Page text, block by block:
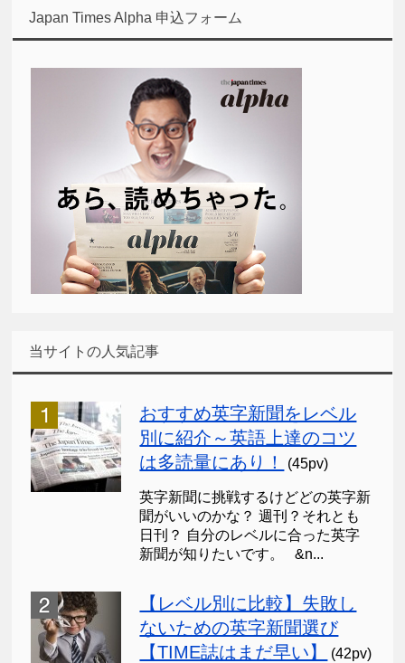
Japan Times Alpha 申込フォーム
当サイトの人気記事
おすすめ英字新聞をレベル
別に紹介～英語上達のコツ
は多読量にあり！
(45pv)
英字新聞に挑戦するけどどの英字新
聞がいいのかな？ 週刊？それとも
日刊？ 自分のレベルに合った英字
新聞が知りたいです。 &n...
【レベル別に比較】失敗し
ないための英字新聞選び
【TIME誌はまだ早い】
(42pv)